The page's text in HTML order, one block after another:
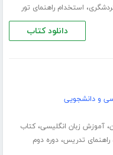
، استخدام راهنمای تور
دانلود کتاب
و دانشجویی
،آموزش زبان انگلیسی،کتاب
راهنمای تدریس،دوره دوم